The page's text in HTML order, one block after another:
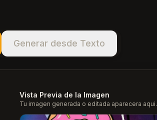
Generar desde Texto
Vista Previa de la Imagen
Tu imagen generada o editada aparecera aqui.